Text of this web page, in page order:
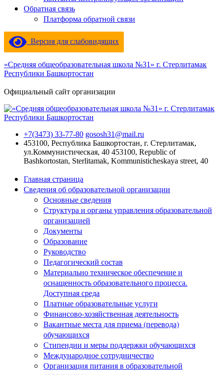
Обратная связь
Платформа обратной связи
Версия для слабовидящих
«Средняя общеобразовательная школа №31» г. Стерлитамак
Республики Башкортостан
Официальный сайт организации
+7(3473) 33-77-80 gososh31@mail.ru
453100, Республика Башкортостан, г. Стерлитамак,
ул.Коммунистическая, 40 453100, Republic of
Bashkortostan, Sterlitamak, Kommunisticheskaya street, 40
Главная страница
Сведения об образовательной организации
Основные сведения
Структура и органы управления образовательной
организацией
Документы
Образование
Руководство
Педагогический состав
Материально техническое обеспечение и
оснащенность образовательного процесса.
Доступная среда
Платные образовательные услуги
Финансово-хозяйственная деятельность
Вакантные места для приема (перевода)
обучающихся
Стипендии и меры поддержки обучающихся
Международное сотрудничество
Организация питания в образовательной